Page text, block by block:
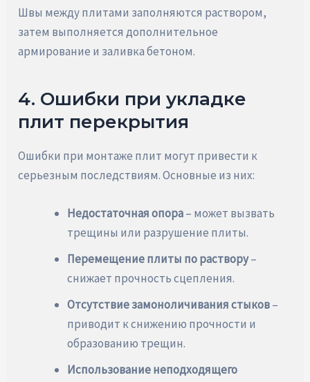
Швы между плитами заполняются раствором,
затем выполняется дополнительное
армирование и заливка бетоном.
4. Ошибки при укладке
плит перекрытия
Ошибки при монтаже плит могут привести к
серьезным последствиям. Основные из них:
Недостаточная опора– может вызвать
трещины или разрушение плиты.
Перемещение плиты по раствору–
снижает прочность сцепления.
Отсутствие замоноличивания стыков–
приводит к снижению прочности и
образованию трещин.
Использование неподходящего